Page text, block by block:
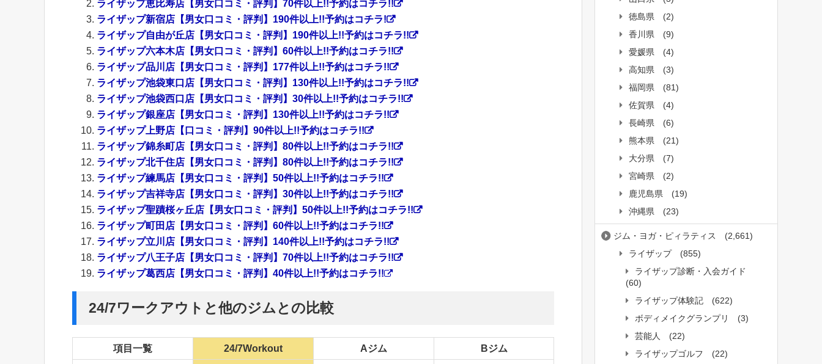
ライザップ恵比寿店【男女口コミ・評判】70件以上!!予約はコチラ!!
ライザップ新宿店【男女口コミ・評判】190件以上!!予約はコチラ!
ライザップ自由が丘店【男女口コミ・評判】190件以上!!予約はコチラ!!
ライザップ六本木店【男女口コミ・評判】60件以上!!予約はコチラ!!
ライザップ品川店【男女口コミ・評判】177件以上!!予約はコチラ!!
ライザップ池袋東口店【男女口コミ・評判】130件以上!!予約はコチラ!!
ライザップ池袋西口店【男女口コミ・評判】30件以上!!予約はコチラ!!
ライザップ銀座店【男女口コミ・評判】130件以上!!予約はコチラ!!
ライザップ上野店【口コミ・評判】90件以上!!予約はコチラ!!
ライザップ錦糸町店【男女口コミ・評判】80件以上!!予約はコチラ!!
ライザップ北千住店【男女口コミ・評判】80件以上!!予約はコチラ!!
ライザップ練馬店【男女口コミ・評判】50件以上!!予約はコチラ!!
ライザップ吉祥寺店【男女口コミ・評判】30件以上!!予約はコチラ!!
ライザップ聖蹟桜ヶ丘店【男女口コミ・評判】50件以上!!予約はコチラ!!
ライザップ町田店【男女口コミ・評判】60件以上!!予約はコチラ!!
ライザップ立川店【男女口コミ・評判】140件以上!!予約はコチラ!!
ライザップ八王子店【男女口コミ・評判】70件以上!!予約はコチラ!!
ライザップ葛西店【男女口コミ・評判】40件以上!!予約はコチラ!!
24/7ワークアウトと他のジムとの比較
項目一覧 24/7Workout Aジム Bジム
徳島県
(2)
香川県
(9)
愛媛県
(4)
高知県
(3)
福岡県
(81)
佐賀県
(4)
長崎県
(6)
熊本県
(21)
大分県
(7)
宮崎県
(2)
鹿児島県
(19)
沖縄県
(23)
ジム・ヨガ・ピィラティス
(2,661)
ライザップ
(855)
ライザップ診断・入会ガイド
(60)
ライザップ体験記
(622)
ボディメイクグランプリ
(3)
芸能人
(22)
ライザップゴルフ
(22)